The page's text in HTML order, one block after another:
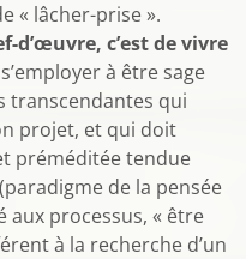
« lâcher-prise ».
d’œuvre, c’est de vivre
à être sage
transcendantes qui
projet, et qui doit
préméditée tendue
de la pensée
aux processus, « être
à la recherche d’un